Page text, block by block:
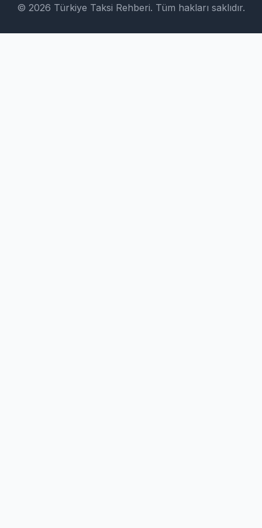
© 2026 Türkiye Taksi Rehberi. Tüm hakları saklıdır.